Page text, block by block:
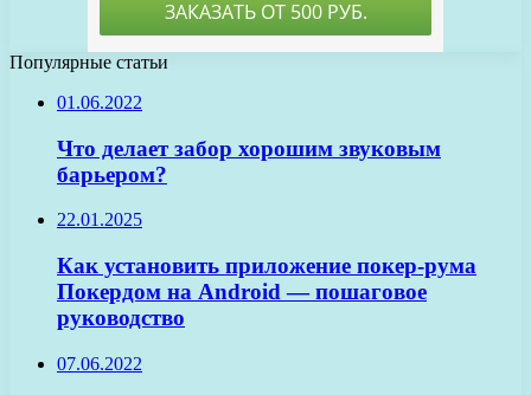
Популярные статьи
01.06.2022
Что делает забор хорошим звуковым
барьером?
22.01.2025
Как установить приложение покер-рума
Покердом на Android — пошаговое
руководство
07.06.2022